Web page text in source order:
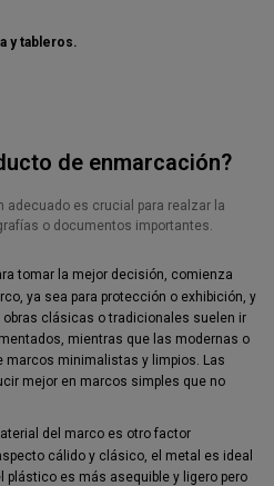
y tableros.
de enmarcación?
adecuado es crucial para realzar la
o documentos importantes.
tomar la mejor decisión, comienza
ya sea para protección o exhibición, y
clásicas o tradicionales suelen ir
mientras que las modernas o
marcos minimalistas y limpios. Las
mejor en marcos simples que no
del marco es otro factor
cálido y clásico, el metal es ideal
plástico es más asequible y ligero pero